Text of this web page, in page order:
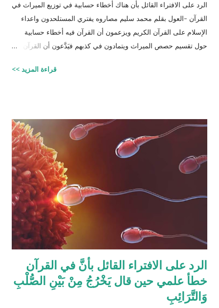
الرد على الافتراء القائل بأن هناك أخطاء حسابية في توزيع الميراث في
القرآن -العول بقلم محمد سليم مصاروه يفتري المستلحدون واعداء
الإسلام على القرآن الكريم ويزعمون أن القرآن فيه أخطاء حسابية
حول تقسيم حصص الميراث ويتمادون في كذبهم فيَدَّعون أن القرآن من
الحصص وذلك لأنه في حالات مُعَيَّنة يكون مجموع حصص الورثة أكثر
القرآن الكريم مقدار حصص الوارثين المحتمل وجودهم على الغالب
أثناء تقسيم الميراث، فمثلاً ترث الأخت نصف مقدار الأخ الشقيق ولكن
هناك الكثير من الاحتمالات لوجود عدة أنواع من الورثة في نفس الوقت
مثل (أخ، أخت، عّم، جد حفيد وكذا) وبطبيعة الحال ليس من المعقول
افتراض تفصيل آيات القرآن الكريم لكل الحالات التي فيها تراكيب
مختلفة من الوارثين، وإلِّا لصار القرآن مُجَلَّدات من الحسابات
قراءة المزيد >>
الرد على الافتراء القائل بأنَّ في القرآن
خطأ علمي حين قال يَخْرُجُ مِنْ بَيْنِ الصُّلْبِ
وَالتَّرَائِبِ